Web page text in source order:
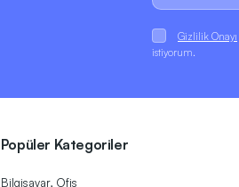
Gizlilik Onayı
istiyorum.
Popüler Kategoriler
Bilgisayar, Ofis